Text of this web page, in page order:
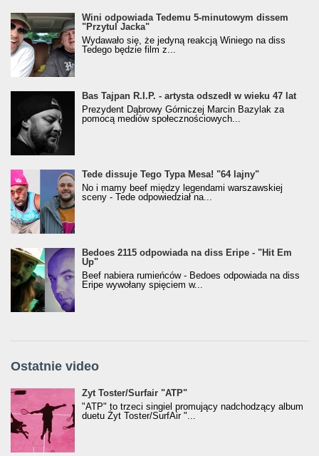
Wini odpowiada Tedemu 5-minutowym dissem
"Przytul Jacka"
Wydawało się, że jedyną reakcją Winiego na diss
Tedego będzie film z...
Bas Tajpan R.I.P. - artysta odszedł w wieku 47 lat
Prezydent Dąbrowy Górniczej Marcin Bazylak za
pomocą mediów społecznościowych...
Tede dissuje Tego Typa Mesa! "64 lajny"
No i mamy beef między legendami warszawskiej
sceny - Tede odpowiedział na...
Bedoes 2115 odpowiada na diss Eripe - "Hit Em
Up"
Beef nabiera rumieńców - Bedoes odpowiada na diss
Eripe wywołany spięciem w...
Ostatnie video
Żyt Toster/SurfAir - ATP VIDEO
Żyt Toster/Surfair "ATP"
"ATP" to trzeci singiel promujący nadchodzący album
duetu Żyt Toster/SurfAir "...